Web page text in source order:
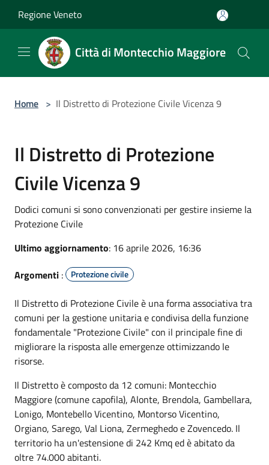
Regione Veneto
Città di Montecchio Maggiore
Home > Il Distretto di Protezione Civile Vicenza 9
Il Distretto di Protezione
Civile Vicenza 9
Dodici comuni si sono convenzionati per gestire insieme la
Protezione Civile
Ultimo aggiornamento: 16 aprile 2026, 16:36
Argomenti : Protezione civile
Il Distretto di Protezione Civile è una forma associativa tra
comuni per la gestione unitaria e condivisa della funzione
fondamentale "Protezione Civile" con il principale fine di
migliorare la risposta alle emergenze ottimizzando le
risorse.
Il Distretto è composto da 12 comuni: Montecchio
Maggiore (comune capofila), Alonte, Brendola, Gambellara,
Lonigo, Montebello Vicentino, Montorso Vicentino,
Orgiano, Sarego, Val Liona, Zermeghedo e Zovencedo. Il
territorio ha un'estensione di 242 Kmq ed è abitato da
oltre 74.000 abitanti.